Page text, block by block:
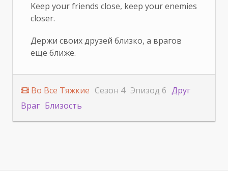
Keep your friends close, keep your enemies
closer.
Держи своих друзей близко, а врагов
еще ближе.
Во Все Тяжкие Сезон 4 Эпизод 6 Друг
Враг Близость